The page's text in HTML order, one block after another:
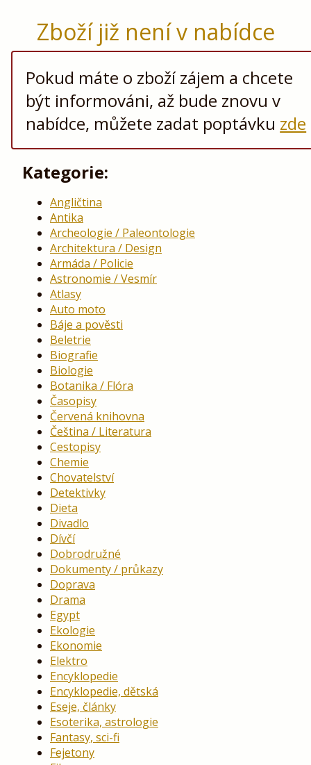
Zboží již není v nabídce
Pokud máte o zboží zájem a chcete
být informováni, až bude znovu v
nabídce, můžete zadat poptávku zde
Kategorie:
Angličtina
Antika
Archeologie / Paleontologie
Architektura / Design
Armáda / Policie
Astronomie / Vesmír
Atlasy
Auto moto
Báje a pověsti
Beletrie
Biografie
Biologie
Botanika / Flóra
Časopisy
Červená knihovna
Čeština / Literatura
Cestopisy
Chemie
Chovatelství
Detektivky
Dieta
Divadlo
Dívčí
Dobrodružné
Dokumenty / průkazy
Doprava
Drama
Egypt
Ekologie
Ekonomie
Elektro
Encyklopedie
Encyklopedie, dětská
Eseje, články
Esoterika, astrologie
Fantasy, sci-fi
Fejetony